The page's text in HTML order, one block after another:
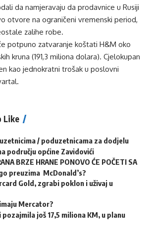
da namjeravaju da prodavnice u Rusiji
otvore na ograničeni vremenski period,
zalihe robe.
potpuno zatvaranje koštati H&M oko
kruna (191,3 miliona dolara). Cjelokupan
kao jednokratni trošak u poslovni
Like
/ poduzetnicama za dodjelu
području općine Zavidovići
BRZE HRANE PONOVO ĆE POČETI SA
preuzima McDonald’s?
Gold, zgrabi poklon i uživaj u
Mercator?
još 17,5 miliona KM, u planu